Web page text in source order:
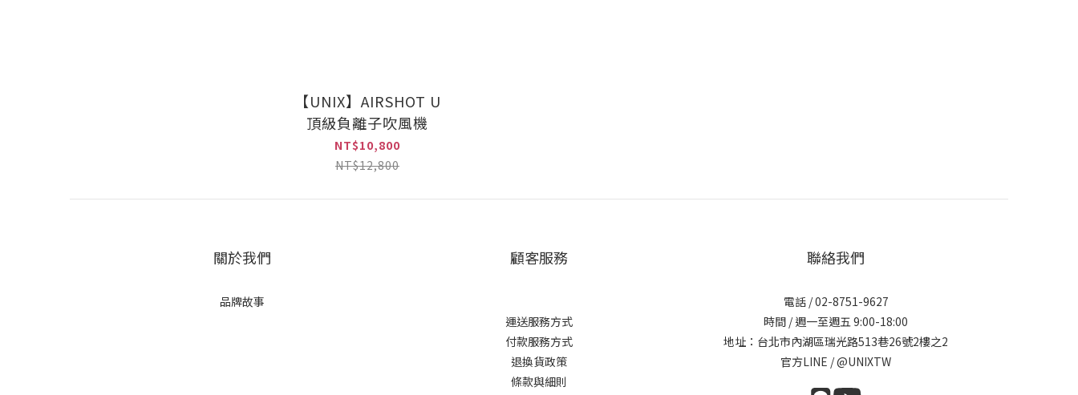
【UNIX】AIRSHOT U
頂級負離子吹風機
NT$10,800
NT$12,800
關於我們
品牌故事
顧客服務
運送服務方式
付款服務方式
退換貨政策
條款與細則
聯絡我們
電話 / 02-8751-9627
時間 / 週一至週五 9:00-18:00
地址：台北市內湖區瑞光路513巷26號2樓之2
官方LINE / @UNIXTW